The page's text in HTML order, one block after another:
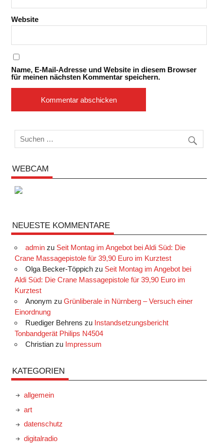
Website
Name, E-Mail-Adresse und Website in diesem Browser
für meinen nächsten Kommentar speichern.
WEBCAM
NEUESTE KOMMENTARE
adminzu Seit Montag im Angebot bei Aldi Süd: Die
Crane Massagepistole für 39,90 Euro im Kurztest
Olga Becker-Töppichzu Seit Montag im Angebot bei
Aldi Süd: Die Crane Massagepistole für 39,90 Euro im
Kurztest
Anonym zu Grünliberale in Nürnberg – Versuch einer
Einordnung
Ruediger Behrens zu Instandsetzungsbericht
Tonbandgerät Philips N4504
Christianzu Impressum
KATEGORIEN
allgemein
art
datenschutz
digitalradio